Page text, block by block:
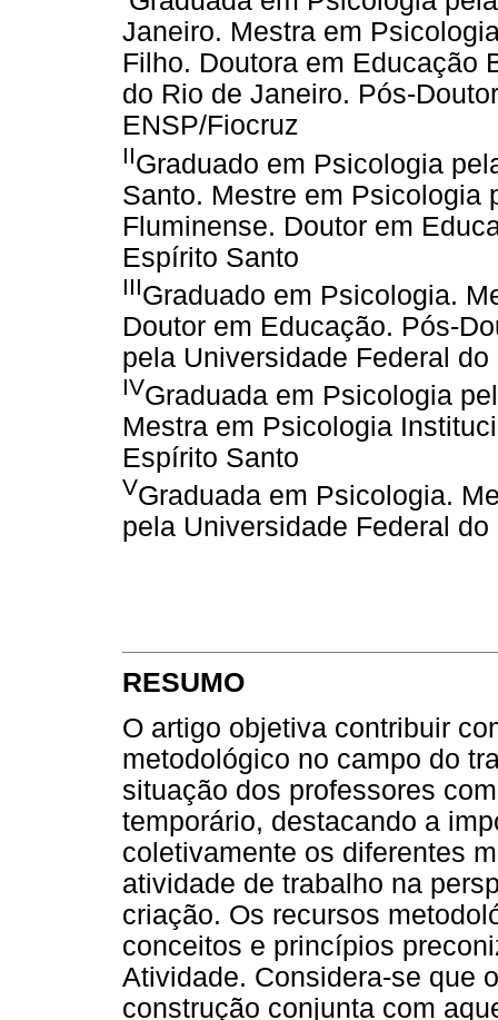
Janeiro. Mestra em
Filho. Doutora em Educação
do Rio de Janeiro. Pós-
ENSP/Fiocruz
IIGraduado em Psicologia
Santo. Mestre em Psicologia
Fluminense. Doutor em
Espírito Santo
IIIGraduado em Psicologia.
Doutor em Educação. Pós-
pela Universidade Federal
IVGraduada em Psicologia
Mestra em Psicologia
Espírito Santo
VGraduada em Psicologia.
pela Universidade Federal
RESUMO
O artigo objetiva contribuir
metodológico no campo do
situação dos professores
temporário, destacando a
coletivamente os diferentes
atividade de trabalho na
criação. Os recursos
conceitos e princípios
Atividade. Considera-se que
construção conjunta com